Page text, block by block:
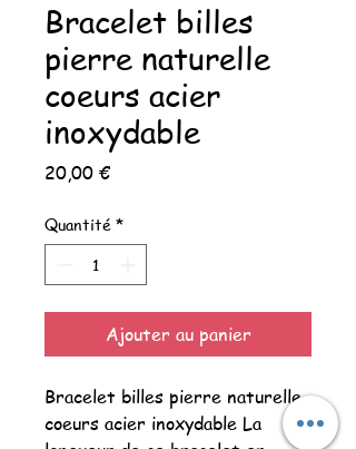
Bracelet billes
pierre naturelle
coeurs acier
inoxydable
20,00 €Prix
Quantité *
Ajouter au panier
Bracelet billes pierre naturelle
coeurs acier inoxydable La